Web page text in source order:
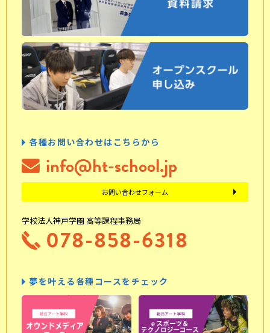
各種お問い合わせはこちらから
info@ht-school.jp
お問い合わせフォーム
学校法人神戸学園 高等課程事務局
078-858-6318
夢を叶える各種コースをチェック